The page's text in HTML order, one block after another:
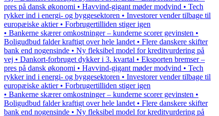
pres på dansk økonomi • Havvind-gigant møder modvind • Tech
rykker ind i energi- og byggesektoren • Investorer vender tilbage til
europæiske aktier • Forbrugertilliden stiger igen
• Bankerne skærer omkostninger – kunderne scorer gevinsten •
Boligudbud falder kraftigt over hele landet • Flere danskere skifter
bank end nogensinde • Ny fleksibel model for kreditvurdering på
vej • Dankort-forbruget dykker i 3. kvartal • Eksporten bremser –
pres på dansk økonomi • Havvind-gigant møder modvind • Tech
rykker ind i energi- og byggesektoren • Investorer vender tilbage til
europæiske aktier • Forbrugertilliden stiger igen
• Bankerne skærer omkostninger – kunderne scorer gevinsten •
Boligudbud falder kraftigt over hele landet • Flere danskere skifter
bank end nogensinde • Ny fleksibel model for kreditvurdering på